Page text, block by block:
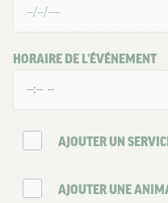
HORAIRE DE L'ÉVÉNEMENT
AJOUTER UN
AJOUTER UNE